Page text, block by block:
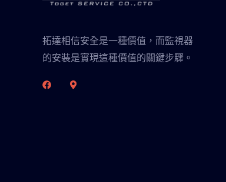
拓達相信安全是一種價值，而監視器
的安裝是實現這種價值的關鍵步驟。